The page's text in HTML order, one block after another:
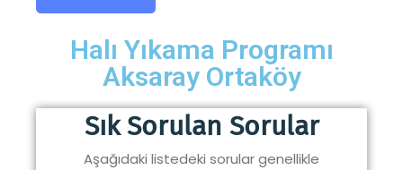
Halı Yıkama Programı
Aksaray Ortaköy
Sık Sorulan Sorular
Aşağıdaki listedeki sorular genellikle